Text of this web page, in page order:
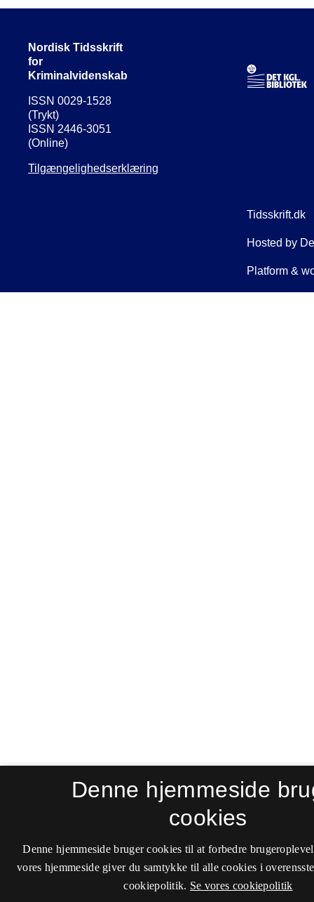
Nordisk Tidsskrift
for
Kriminalvidenskab
ISSN 0029-1528
(Trykt)
ISSN 2446-3051
(Online)
Tilgængelighedserklæring
Denne hjemmeside
cookies
Denne hjemmeside bruger cookies til at forbedre
vores hjemmeside giver du samtykke til alle cookies i
cookiepolitik. Se vores cookiepolitik